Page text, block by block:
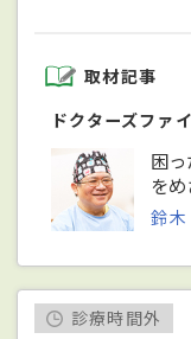
取材記事
ドクターズファ
困
を
鈴
診療時間外